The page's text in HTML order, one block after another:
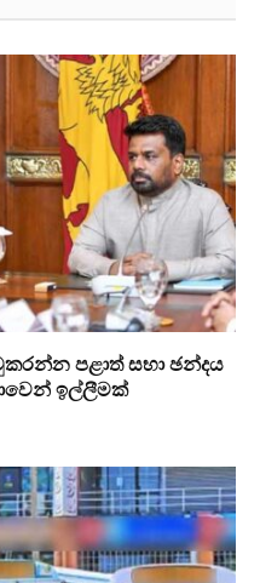
පළාත් සභා ඡන්දය
ඉල්ලීමක්